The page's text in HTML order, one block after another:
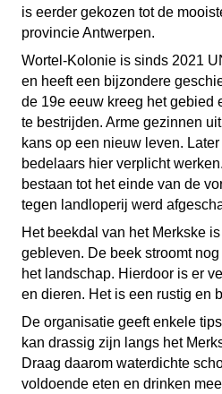
is eerder gekozen tot de
provincie Antwerpen.
Wortel-Kolonie is sinds 2021
en heeft een bijzondere
de 19e eeuw kreeg het gebied
te bestrijden. Arme gezinnen
kans op een nieuw leven.
bedelaars hier verplicht
bestaan tot het einde van de
tegen landloperij werd
Het beekdal van het Merkske
gebleven. De beek stroomt
het landschap. Hierdoor is er
en dieren. Het is een rustig en
De organisatie geeft enkele
kan drassig zijn langs het
Draag daarom waterdichte
voldoende eten en drinken